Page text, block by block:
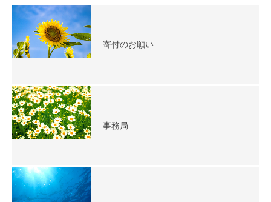
寄付のお願い
事務局